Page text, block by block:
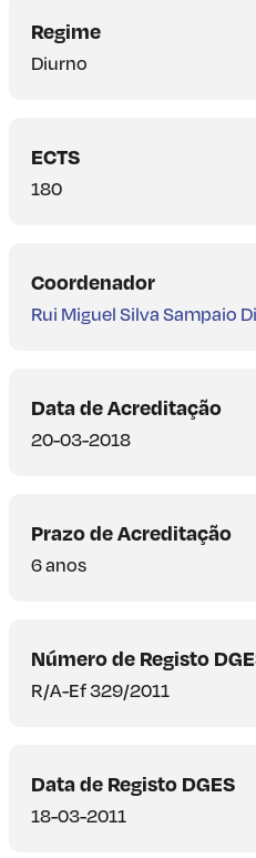
Regime
Diurno
ECTS
180
Coordenador
Rui Miguel Silva Sampaio
Data de Acreditação
20-03-2018
Prazo de Acreditação
6 anos
Número de Registo
R/A-Ef 329/2011
Data de Registo DGES
18-03-2011